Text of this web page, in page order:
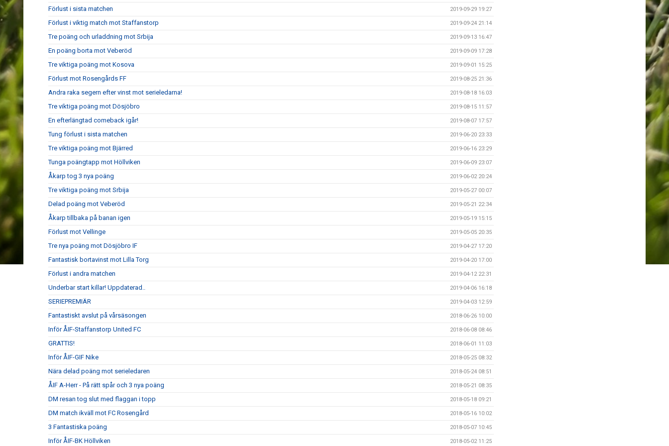
Förlust i sista matchen 2019-09-29 19:27
Förlust i viktig match mot Staffanstorp 2019-09-24 21:14
Tre poäng och urladdning mot Srbija 2019-09-13 16:47
En poäng borta mot Veberöd 2019-09-09 17:28
Tre viktiga poäng mot Kosova 2019-09-01 15:25
Förlust mot Rosengårds FF 2019-08-25 21:36
Andra raka segern efter vinst mot serieledarna! 2019-08-18 16:03
Tre viktiga poäng mot Dösjöbro 2019-08-15 11:57
En efterlängtad comeback igår! 2019-08-07 17:57
Tung förlust i sista matchen 2019-06-20 23:33
Tre viktiga poäng mot Bjärred 2019-06-16 23:29
Tunga poängtapp mot Höllviken 2019-06-09 23:07
Åkarp tog 3 nya poäng 2019-06-02 20:24
Tre viktiga poäng mot Srbija 2019-05-27 00:07
Delad poäng mot Veberöd 2019-05-21 22:34
Åkarp tillbaka på banan igen 2019-05-19 15:15
Förlust mot Vellinge 2019-05-05 20:35
Tre nya poäng mot Dösjöbro IF 2019-04-27 17:20
Fantastisk bortavinst mot Lilla Torg 2019-04-20 17:00
Förlust i andra matchen 2019-04-12 22:31
Underbar start killar! Uppdaterad.. 2019-04-06 16:18
SERIEPREMIÄR 2019-04-03 12:59
Fantastiskt avslut på vårsäsongen 2018-06-26 10:00
Inför ÅIF-Staffanstorp United FC 2018-06-08 08:46
GRATTIS! 2018-06-01 11:03
Inför ÅIF-GIF Nike 2018-05-25 08:32
Nära delad poäng mot serieledaren 2018-05-24 08:51
ÅIF A-Herr - På rätt spår och 3 nya poäng 2018-05-21 08:35
DM resan tog slut med flaggan i topp 2018-05-18 09:21
DM match ikväll mot FC Rosengård 2018-05-16 10:02
3 Fantastiska poäng 2018-05-07 10:45
Inför ÅIF-BK Höllviken 2018-05-02 11:25